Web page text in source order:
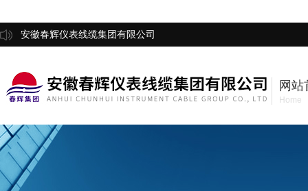
安徽春辉仪表线缆集团有限公司
网站
Home